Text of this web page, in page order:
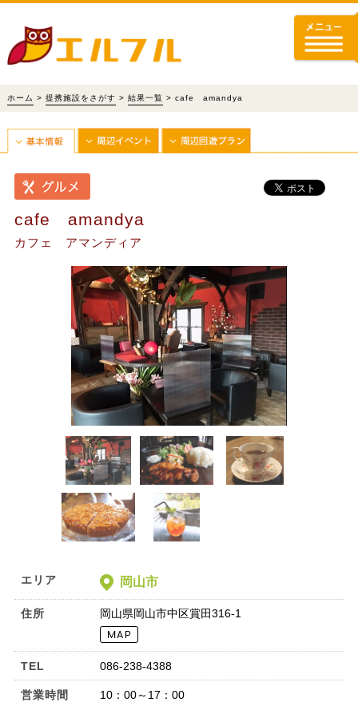
ホーム > 提携施設をさがす > 結果一覧 > cafe amandya
cafe amandya
カフェ アマンディア
エリア 岡山市
住所 岡山県岡山市中区賞田316-1
TEL 086-238-4388
営業時間 10：00～17：00